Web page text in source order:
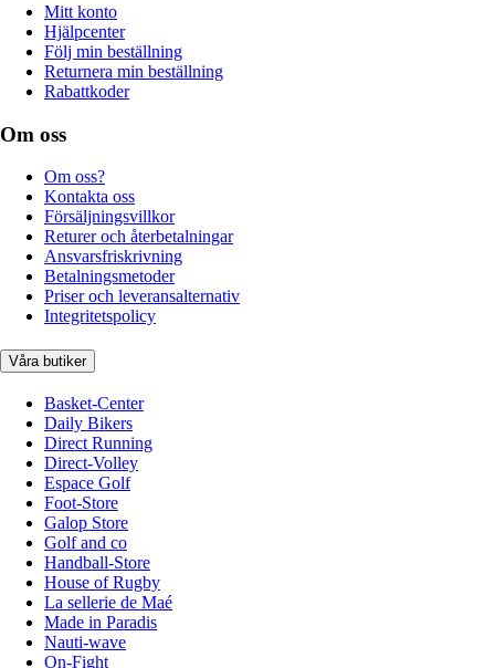
Mitt konto
Hjälpcenter
Följ min beställning
Returnera min beställning
Rabattkoder
Om oss
Om oss?
Kontakta oss
Försäljningsvillkor
Returer och återbetalningar
Ansvarsfriskrivning
Betalningsmetoder
Priser och leveransalternativ
Integritetspolicy
Våra butiker
Basket-Center
Daily Bikers
Direct Running
Direct-Volley
Espace Golf
Foot-Store
Galop Store
Golf and co
Handball-Store
House of Rugby
La sellerie de Maé
Made in Paradis
Nauti-wave
On-Fight